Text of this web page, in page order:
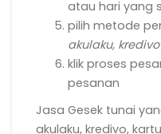
atau hari yang
pilih metode
akulaku, kredivo
klik proses
pesanan
Jasa Gesek tunai
akulaku, kredivo,